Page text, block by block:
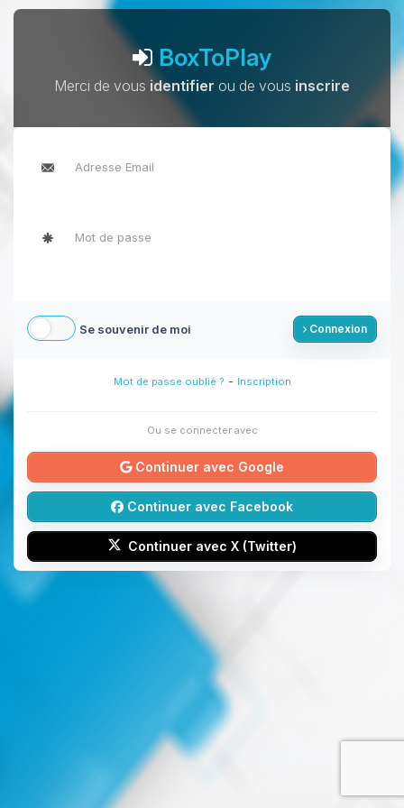
BoxToPlay
Merci de vous identifier ou de vous inscrire
Se souvenir de moi Connexion
Mot de passe oublié ? - Inscription
Ou se connecter avec
Continuer avec Google
Continuer avec Facebook
Continuer avec X (Twitter)